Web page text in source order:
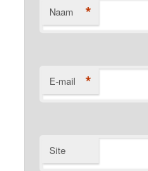
Naam *
E-mail *
Site